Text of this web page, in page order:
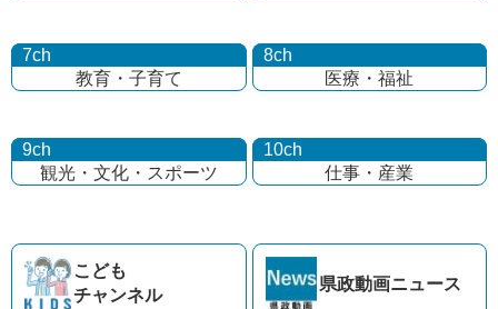
7ch
教育・子育て
8ch
医療・福祉
9ch
観光・文化・ スポーツ
10ch
仕事・産業
こども
チャンネル
県政動画ニュース